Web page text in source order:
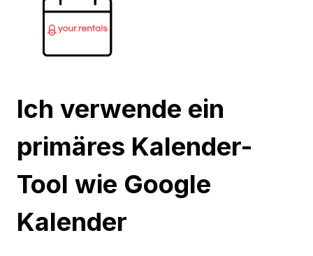
Ich verwende ein
primäres Kalender-
Tool wie Google
Kalender